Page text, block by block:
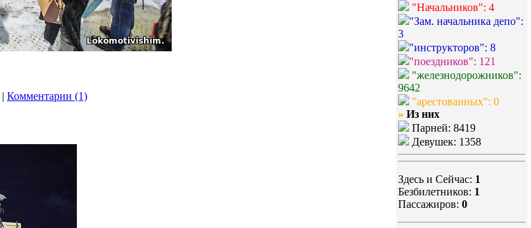
| Комментарии (1)
"Начальников": 4
"Зам. начальника депо":
3
"инструкторов": 8
"поездников": 121
"железнодорожников":
9642
"арестованных": 0
» Из них
Парней: 8419
Девушек: 1358
Здесь и Сейчас: 1
Безбилетников: 1
Пассажиров: 0